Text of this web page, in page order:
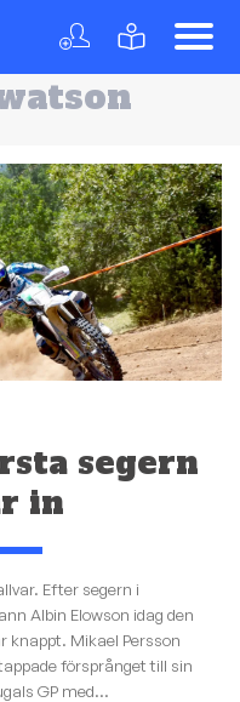
segern
in
Efter segern i
Albin Elowson idag den
knappt. Mikael Persson
försprånget till sin
GP med...